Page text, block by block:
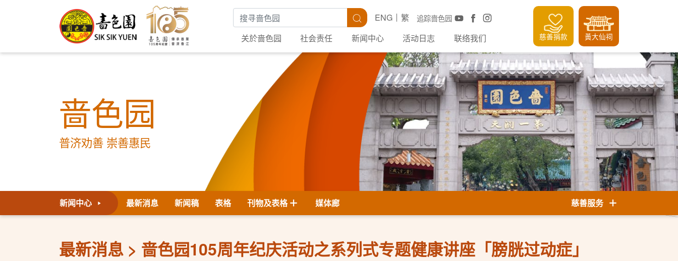
搜寻关键字 搜寻 追踪啬色园
ENG
繁
关於啬色园
社会责任 新闻中心 活动日志 联络我们 慈善捐款 黃大仙祠
啬色园
普济劝善 崇善惠民
新闻中心 最新消息 新闻稿 表格 刊物及表格 媒体廊 慈善服务
最新消息 啬色园105周年纪庆活动之系列式专题健康讲座「膀胱过动症」